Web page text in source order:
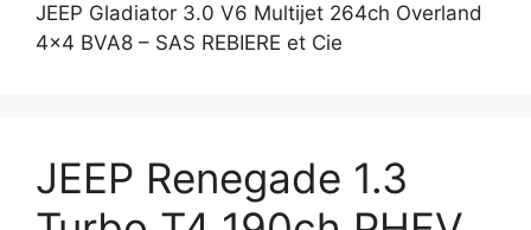
JEEP Gladiator 3.0 V6 Multijet 264ch Overland
4×4 BVA8 – SAS REBIERE et Cie
JEEP Renegade 1.3